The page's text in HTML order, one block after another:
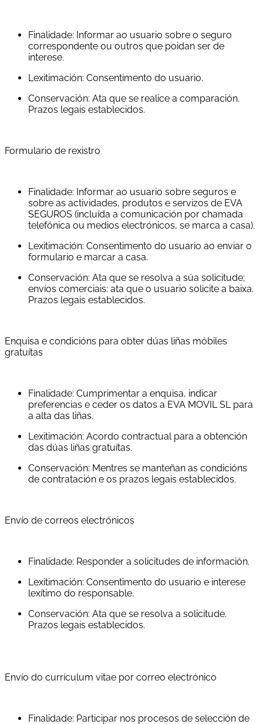
Finalidade: Informar ao usuario sobre o seguro
correspondente ou outros que poidan ser de
interese.
Lexitimación: Consentimento do usuario.
Conservación: Ata que se realice a comparación.
Prazos legais establecidos.
Formulario de rexistro
Finalidade: Informar ao usuario sobre seguros e
sobre as actividades, produtos e servizos de EVA
SEGUROS (incluída a comunicación por chamada
telefónica ou medios electrónicos, se marca a casa).
Lexitimación: Consentimento do usuario ao enviar o
formulario e marcar a casa.
Conservación: Ata que se resolva a súa solicitude;
envíos comerciais: ata que o usuario solicite a baixa.
Prazos legais establecidos.
Enquisa e condicións para obter dúas liñas móbiles
gratuítas
Finalidade: Cumprimentar a enquisa, indicar
preferencias e ceder os datos a EVA MOVIL SL para
a alta das liñas.
Lexitimación: Acordo contractual para a obtención
das dúas liñas gratuítas.
Conservación: Mentres se manteñan as condicións
de contratación e os prazos legais establecidos.
Envío de correos electrónicos
Finalidade: Responder a solicitudes de información.
Lexitimación: Consentimento do usuario e interese
lexítimo do responsable.
Conservación: Ata que se resolva a solicitude.
Prazos legais establecidos.
Envío do currículum vitae por correo electrónico
Finalidade: Participar nos procesos de selección de